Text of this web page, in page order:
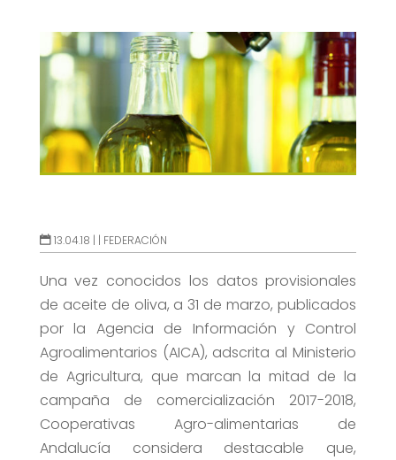
13.04.18 | | FEDERACIÓN
Una vez conocidos los datos provisionales
de aceite de oliva, a 31 de marzo, publicados
por la Agencia de Información y Control
Agroalimentarios (AICA), adscrita al Ministerio
de Agricultura, que marcan la mitad de la
campaña de comercialización 2017-2018,
Cooperativas Agro-alimentarias de
Andalucía considera destacable que,